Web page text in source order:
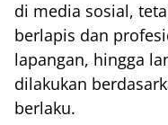
di media sosial,
berlapis dan
lapangan, hingga
dilakukan
berlaku.